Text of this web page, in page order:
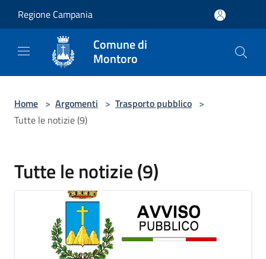
Regione Campania
Comune di
Montoro
Home > Argomenti > Trasporto pubblico >
Tutte le notizie (9)
Tutte le notizie (9)